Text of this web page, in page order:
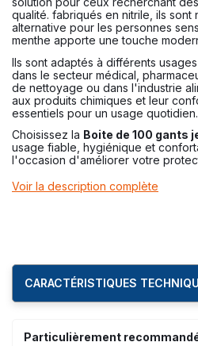
qualité. fabriqués en nitrile, ils
alternative pour les personnes
menthe apporte une touche
Ils sont adaptés à différents
dans le secteur médical,
de nettoyage ou dans l'industrie
aux produits chimiques et leur
essentiels pour un usage quotidien.
Choisissez la Boite de 100 gants
usage fiable, hygiénique et
l'occasion d'améliorer votre
Voir la description complète
CARACTÉRISTIQUES
Particulièrement